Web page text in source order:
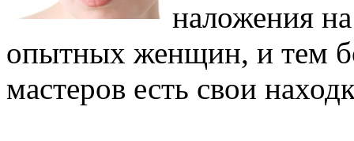
наложения
опытных женщин, и тем
мастеров есть свои